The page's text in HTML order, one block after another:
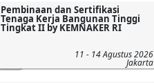
Pembinaan dan Sertifikasi
Tenaga Kerja Bangunan Tinggi
Tingkat II by KEMNAKER RI
11 - 14 Agustus 2026
Jakarta